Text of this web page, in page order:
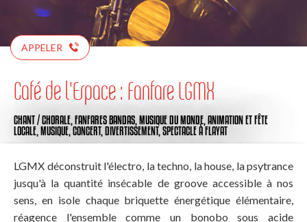
APPELER
Café de l'Espace : Fanfare LGMX
CHANT / CHORALE, FANFARES BANDAS, MUSIQUE DU MONDE, ANIMATION ET FÊTE
LOCALE, MUSIQUE, CONCERT, DIVERTISSEMENT, SPECTACLEÀ FLAYAT
LGMX déconstruit l'électro, la techno, la house, la psytrance
jusqu'à la quantité insécable de groove accessible à nos
sens, en isole chaque briquette énergétique élémentaire,
réagence l'ensemble comme un bonobo sous acide